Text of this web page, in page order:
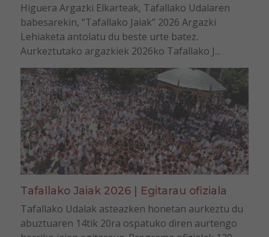
Higuera Argazki Elkarteak, Tafallako Udalaren
babesarekin, “Tafallako Jaiak” 2026 Argazki
Lehiaketa antolatu du beste urte batez.
Aurkeztutako argazkiek 2026ko Tafallako J...
Tafallako Jaiak 2026 | Egitarau ofiziala
Tafallako Udalak asteazken honetan aurkeztu du
abuztuaren 14tik 20ra ospatuko diren aurtengo